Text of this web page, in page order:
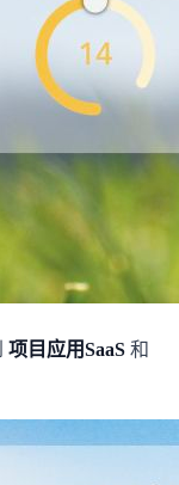
项目应用SaaS 和